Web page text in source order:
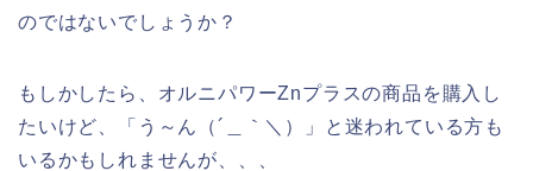
のではないでしょうか？
もしかしたら、オルニパワーZnプラスの商品を購入し
たいけど、「う～ん（´＿｀＼）」と迷われている方も
いるかもしれませんが、、、